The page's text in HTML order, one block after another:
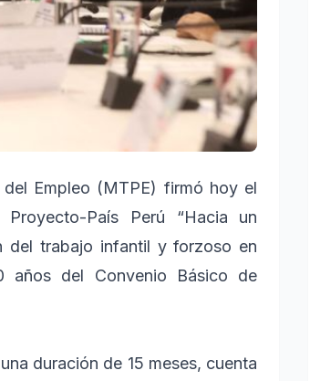
Empleo (MTPE) firmó hoy el
País Perú “Hacia un
del trabajo infantil y forzoso en
años del Convenio Básico de
duración de 15 meses, cuenta